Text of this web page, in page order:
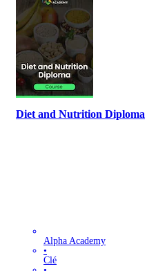
Diet and Nutrition Diploma
Alpha Academy
•
Clé